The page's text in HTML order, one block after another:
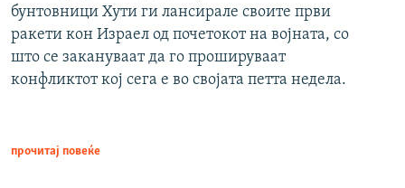
бунтовници Хути ги лансирале своите први
ракети кон Израел од почетокот на војната, со
што се закануваат да го прошируваат
конфликтот кој сега е во својата петта недела.
прочитај повеќе